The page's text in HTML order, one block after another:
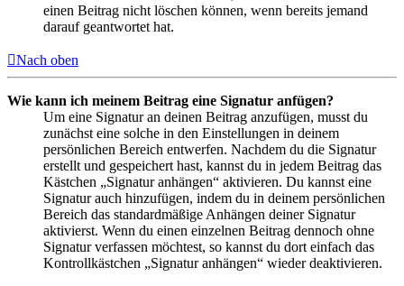
einen Beitrag nicht löschen können, wenn bereits jemand
darauf geantwortet hat.
Nach oben
Wie kann ich meinem Beitrag eine Signatur anfügen?
Um eine Signatur an deinen Beitrag anzufügen, musst du
zunächst eine solche in den Einstellungen in deinem
persönlichen Bereich entwerfen. Nachdem du die Signatur
erstellt und gespeichert hast, kannst du in jedem Beitrag das
Kästchen „Signatur anhängen“ aktivieren. Du kannst eine
Signatur auch hinzufügen, indem du in deinem persönlichen
Bereich das standardmäßige Anhängen deiner Signatur
aktivierst. Wenn du einen einzelnen Beitrag dennoch ohne
Signatur verfassen möchtest, so kannst du dort einfach das
Kontrollkästchen „Signatur anhängen“ wieder deaktivieren.